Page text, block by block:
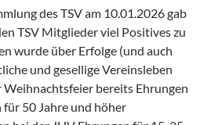
des TSV am 10.01.2026 gab
TSV Mitglieder viel Positives zu
wurde über Erfolge (und auch
und gesellige Vereinsleben
bereits Ehrungen
50 Jahre und höher